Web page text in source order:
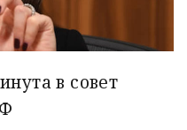
в совет